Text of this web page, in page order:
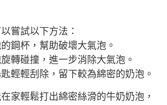
嘗試以下方法：
鋼杯，幫助破壞大氣泡。
轉碰撞，進一步消除大氣泡。
輕輕刮除，留下較為綿密的奶泡。
家輕鬆打出綿密絲滑的牛奶奶泡，